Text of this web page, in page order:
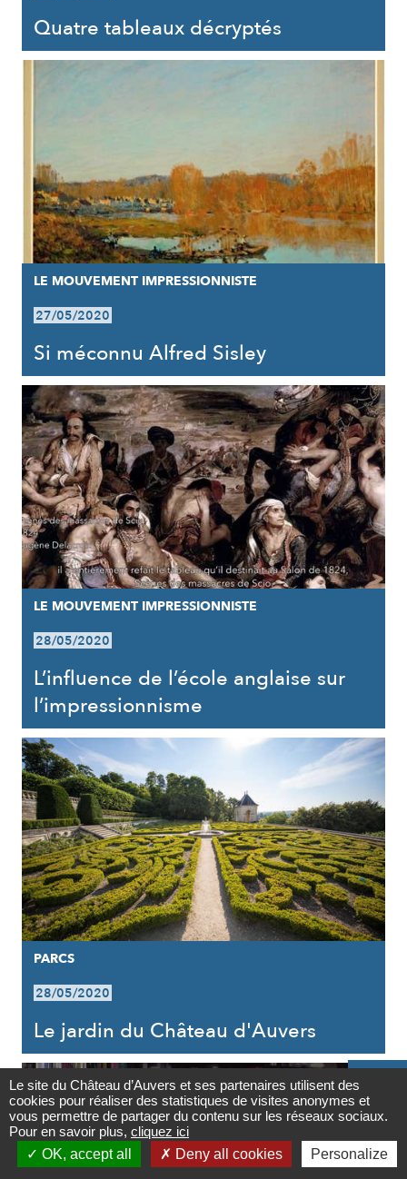
Contact

Newsletter
Quatre tableaux décryptés
LE MOUVEMENT IMPRESSIONNISTE
27/05/2020
Si méconnu Alfred Sisley
LE MOUVEMENT IMPRESSIONNISTE
28/05/2020
L’influence de l’école anglaise sur
l’impressionnisme
PARCS
28/05/2020
Le jardin du Château d'Auvers
Le site du Château d’Auvers et ses partenaires utilisent des
cookies pour réaliser des statistiques de visites anonymes et
vous permettre de partager du contenu sur les réseaux sociaux.
Pour en savoir plus, cliquez ici
OK, accept all
Deny all cookies Personalize